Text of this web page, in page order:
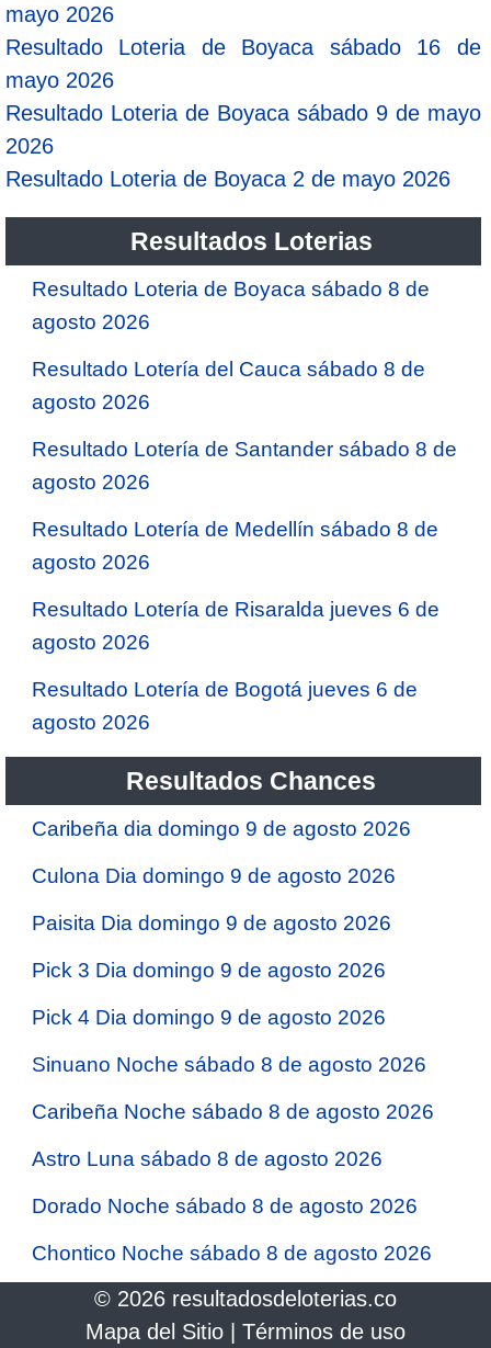
mayo 2026
Resultado Loteria de Boyaca sábado 16 de
mayo 2026
Resultado Loteria de Boyaca sábado 9 de mayo
2026
Resultado Loteria de Boyaca 2 de mayo 2026
Resultados Loterias
Resultado Loteria de Boyaca sábado 8 de
agosto 2026
Resultado Lotería del Cauca sábado 8 de
agosto 2026
Resultado Lotería de Santander sábado 8 de
agosto 2026
Resultado Lotería de Medellín sábado 8 de
agosto 2026
Resultado Lotería de Risaralda jueves 6 de
agosto 2026
Resultado Lotería de Bogotá jueves 6 de
agosto 2026
Resultados Chances
Caribeña dia domingo 9 de agosto 2026
Culona Dia domingo 9 de agosto 2026
Paisita Dia domingo 9 de agosto 2026
Pick 3 Dia domingo 9 de agosto 2026
Pick 4 Dia domingo 9 de agosto 2026
Sinuano Noche sábado 8 de agosto 2026
Caribeña Noche sábado 8 de agosto 2026
Astro Luna sábado 8 de agosto 2026
Dorado Noche sábado 8 de agosto 2026
Chontico Noche sábado 8 de agosto 2026
© 2026 resultadosdeloterias.co
Mapa del Sitio
Términos de uso